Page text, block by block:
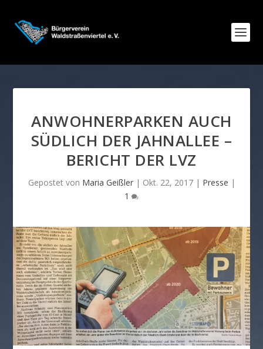
ANWOHNERPARKEN AUCH
SÜDLICH DER JAHNALLEE –
BERICHT DER LVZ
Gepostet von Maria Geißler| Okt. 22, 2017| Presse |
1